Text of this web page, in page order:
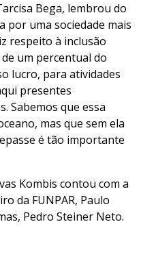
Bega, lembrou do
por uma sociedade mais
respeito à inclusão
um percentual do
lucro, para atividades
presentes
Sabemos que essa
mas que sem ela
é tão importante
Kombis contou com a
da FUNPAR, Paulo
Pedro Steiner Neto.